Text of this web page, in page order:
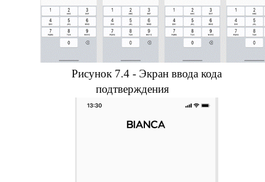
Рисунок 7.4 - Экран ввода кода
подтверждения